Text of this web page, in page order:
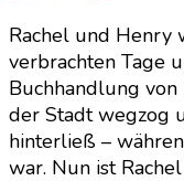
Rachel und Henry
verbrachten Tage
Buchhandlung von
der Stadt wegzog
hinterließ –
war. Nun ist